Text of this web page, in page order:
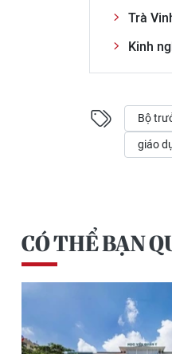
Trà
Kinh
Bộ
giáo
CÓ THỂ BẠN